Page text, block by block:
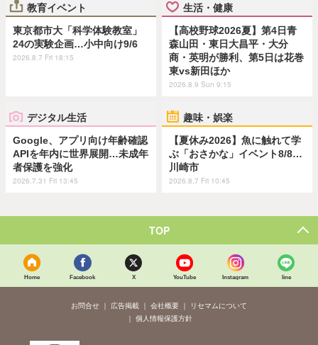
教育イベント
東京都市大「科学体験教室」
24の実験企画…小中向け9/6
2026.8.7 Fri 18:15
生活・健康
【高校野球2026夏】第4日青
森山田・東日大昌平・大分
商・英明が勝利、第5日は花巻
東vs新田ほか
2026.8.9 Sun 9:15
デジタル生活
Google、アプリ向け年齢確認
APIを年内に世界展開…未成年
者保護を強化
2026.7.31 Fri 13:45
趣味・娯楽
【夏休み2026】魚に触れて学
ぶ「おさかな」イベント8/8…
川崎市
2026.8.7 Fri 10:45
TOP
Home Facebook X YouTube Instagram line
お問合せ 広告掲載 会社概要
リセマムについて
個人情報保護方針